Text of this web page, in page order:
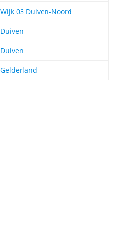
Wijk 03 Duiven-Noord
Duiven
Duiven
Gelderland